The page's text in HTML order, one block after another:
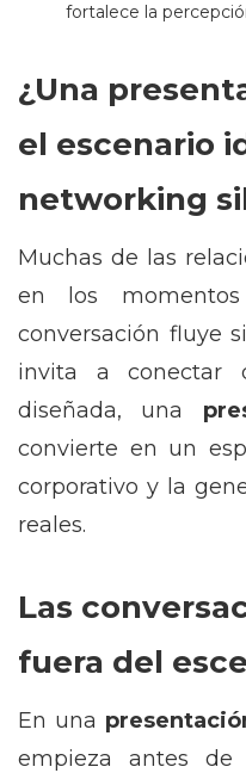
fortalece la
¿Una
el escenario
networking
Muchas de las
en los
conversación fluye
invita a conectar
diseñada, una
convierte en un
corporativo y la
reales.
Las
fuera del
En una
empieza antes